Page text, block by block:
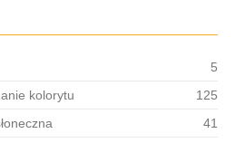
5
kolorytu
125
41